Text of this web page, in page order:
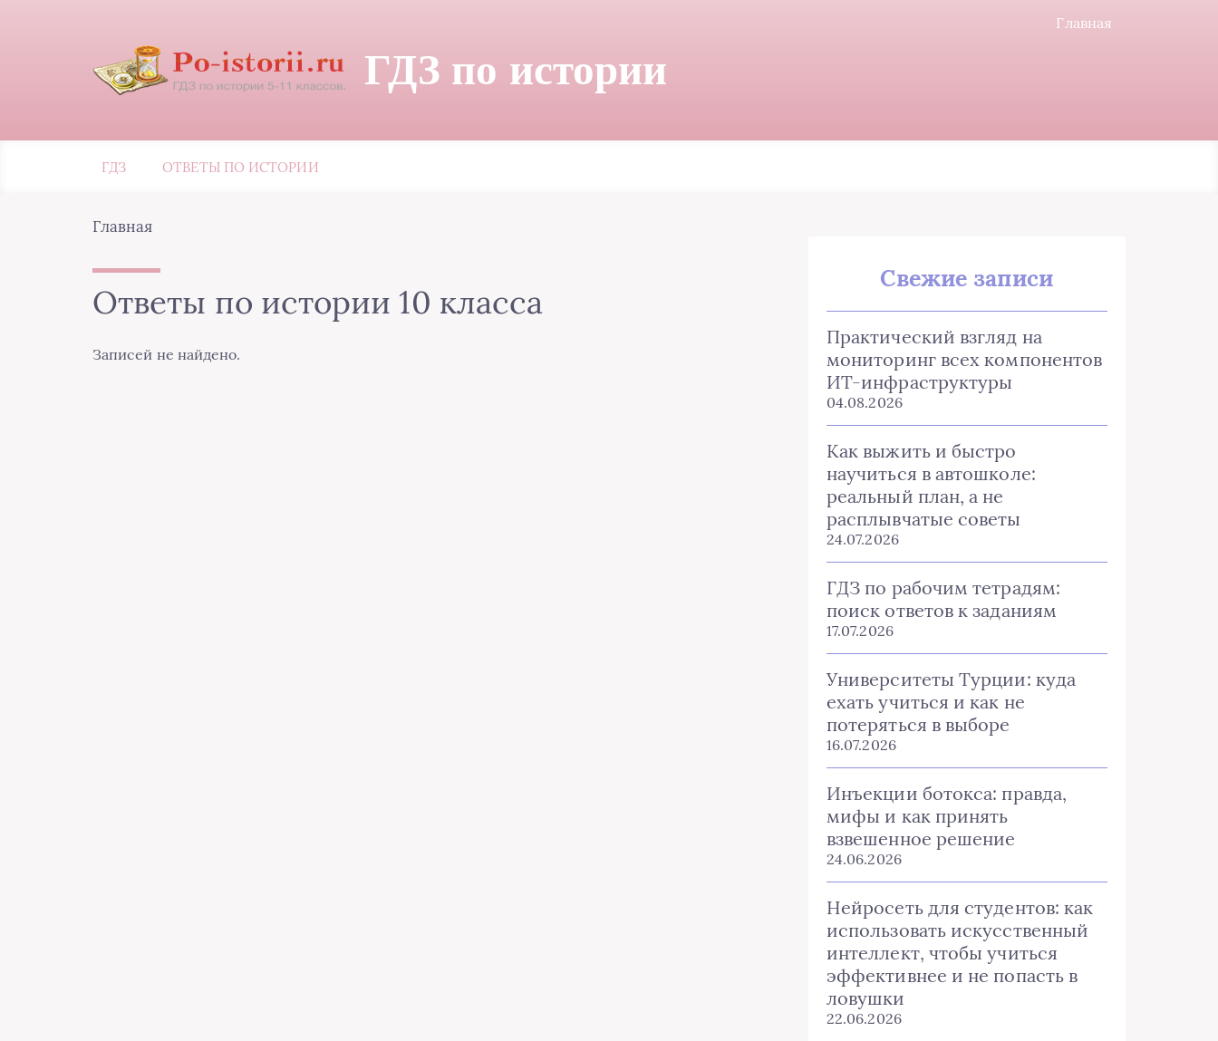
Главная
ГДЗ по истории
ГДЗ ОТВЕТЫ ПО ИСТОРИИ
Главная
Ответы по истории 10 класса
Записей не найдено.
Свежие записи
Практический взгляд на
мониторинг всех компонентов
ИТ-инфраструктуры
04.08.2026
Как выжить и быстро
научиться в автошколе:
реальный план, а не
расплывчатые советы
24.07.2026
ГДЗ по рабочим тетрадям:
поиск ответов к заданиям
17.07.2026
Университеты Турции: куда
ехать учиться и как не
потеряться в выборе
16.07.2026
Инъекции ботокса: правда,
мифы и как принять
взвешенное решение
24.06.2026
Нейросеть для студентов: как
использовать искусственный
интеллект, чтобы учиться
эффективнее и не попасть в
ловушки
22.06.2026